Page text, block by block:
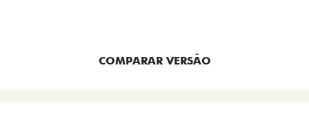
COMPARAR VERSÃO